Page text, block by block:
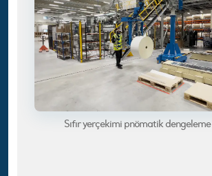
Sıfır yerçekimi pnömatik